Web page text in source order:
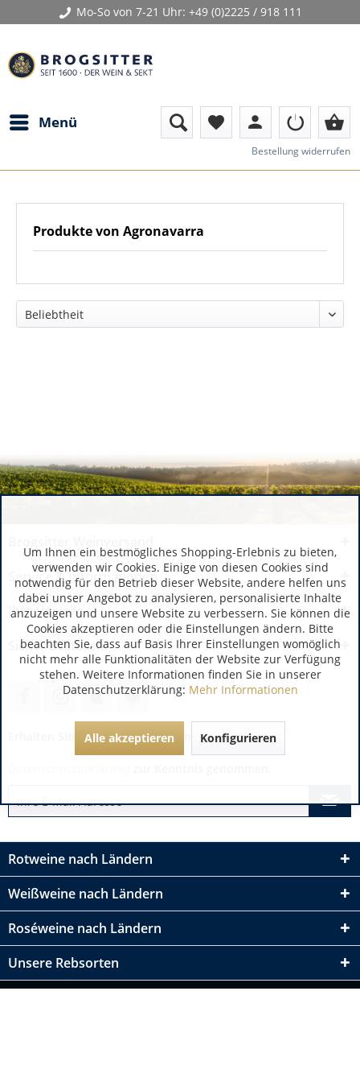
Mo-So von 7-21 Uhr: +49 (0)2225 / 918 111
Menü favorite person shopping_basket
Bestellung widerrufen
Produkte von Agronavarra
Service & Informationen
Ihre Vorteile
Sicher bestellen
Erhalten Sie immer die besten Angebote:
Rotweine nach Ländern
Weißweine nach Ländern
Roséweine nach Ländern
Unsere Rebsorten
Um Ihnen ein bestmögliches Shopping-Erlebnis zu bieten,
verwenden wir Cookies. Einige von diesen Cookies sind
notwendig für den Betrieb dieser Website, andere helfen uns
dabei unser Angebot zu analysieren, personalisierte Inhalte
anzuzeigen und unsere Website zu verbessern. Sie können die
Cookies akzeptieren oder die Einstellungen ändern. Bitte
beachten Sie, dass auf Basis Ihrer Einstellungen womöglich
nicht mehr alle Funktionalitäten der Website zur Verfügung
stehen. Weitere Informationen finden Sie in unserer
Datenschutzerklärung: Mehr Informationen
Alle akzeptieren Konfigurieren